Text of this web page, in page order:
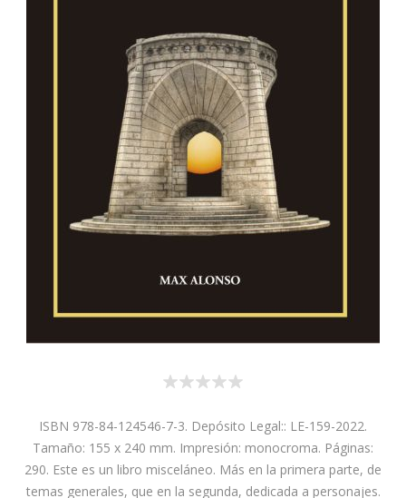
ISBN 978-84-124546-7-3. Depósito Legal:: LE-159-2022.
Tamaño: 155 x 240 mm. Impresión: monocroma. Páginas:
290. Este es un libro misceláneo. Más en la primera parte, de
temas generales, que en la segunda, dedicada a personajes.